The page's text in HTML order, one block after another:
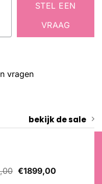
STEL EEN
VRAAG
vragen
bekijk de sale
Oorspronkelijke
€1899,00Huidige